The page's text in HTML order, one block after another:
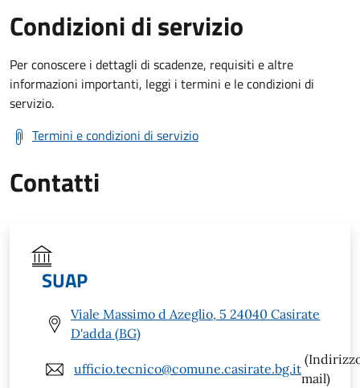
Condizioni di servizio
Per conoscere i dettagli di scadenze, requisiti e altre
informazioni importanti, leggi i termini e le condizioni di
servizio.
Termini e condizioni di servizio
Contatti
SUAP
Viale Massimo d Azeglio, 5 24040 Casirate
D'adda (BG)
ufficio.tecnico@comune.casirate.bg.it
mail)